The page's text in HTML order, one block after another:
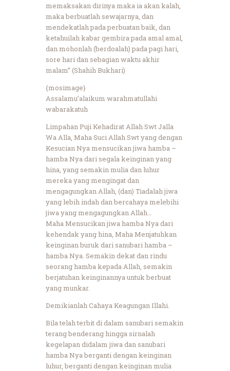
memaksakan dirinya maka ia akan kalah,
maka berbuatlah sewajarnya, dan
mendekatlah pada perbuatan baik, dan
ketahuilah kabar gembira pada amal amal,
dan mohonlah (berdoalah) pada pagi hari,
sore hari dan sebagian waktu akhir
malam” (Shahih Bukhari)
{mosimage}
Assalamu’alaikum warahmatullahi
wabarakatuh
Limpahan Puji Kehadirat Allah Swt Jalla
Wa Alla, Maha Suci Allah Swt yang dengan
Kesucian Nya mensucikan jiwa hamba –
hamba Nya dari segala keinginan yang
hina, yang semakin mulia dan luhur
mereka yang mengingat dan
mengagungkan Allah, (dan) Tiadalah jiwa
yang lebih indah dan bercahaya melebihi
jiwa yang mengagungkan Allah…
Maha Mensucikan jiwa hamba Nya dari
kehendak yang hina, Maha Menjatuhkan
keinginan buruk dari sanubari hamba –
hamba Nya. Semakin dekat dan rindu
seorang hamba kepada Allah, semakin
berjatuhan keinginannya untuk berbuat
yang munkar.
Demikianlah Cahaya Keagungan Illahi.
Bila telah terbit di dalam sanubari semakin
terang benderang hingga sirnalah
kegelapan didalam jiwa dan sanubari
hamba Nya berganti dengan keinginan
luhur, berganti dengan keinginan mulia